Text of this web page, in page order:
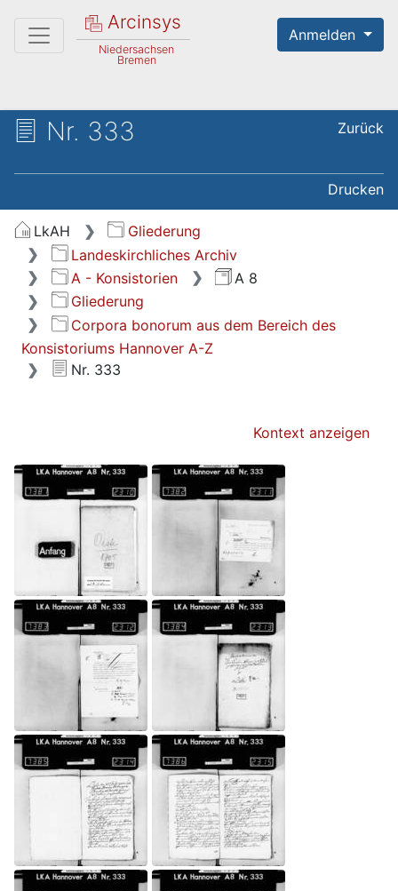
Arcinsys
Niedersachsen
Bremen
Anmelden
Nr. 333 Zurück
Drucken
LkAH
Gliederung
Landeskirchliches Archiv
A - Konsistorien
A 8
Gliederung
Corpora bonorum aus dem Bereich des
Konsistoriums Hannover A-Z
Nr. 333
Kontext anzeigen